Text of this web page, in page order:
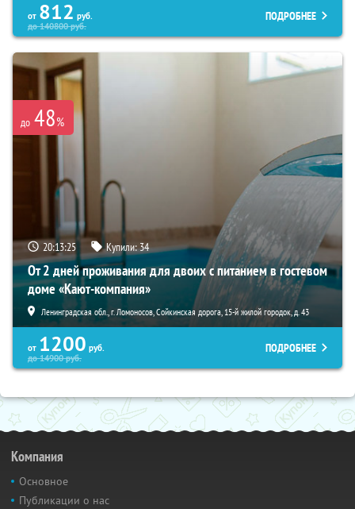
от 812 руб.
до140800руб.
ПОДРОБНЕЕ
до 48%
20:13:24 Купили:34
От 2 дней проживания для двоих с питанием в гостевом
доме «Кают-компания»
Ленинградская обл., г. Ломоносов, Сойкинская дорога, 15-й жилой городок, д. 43
от 1200 руб.
до14900руб.
ПОДРОБНЕЕ
Компания
Основное
Публикации о нас